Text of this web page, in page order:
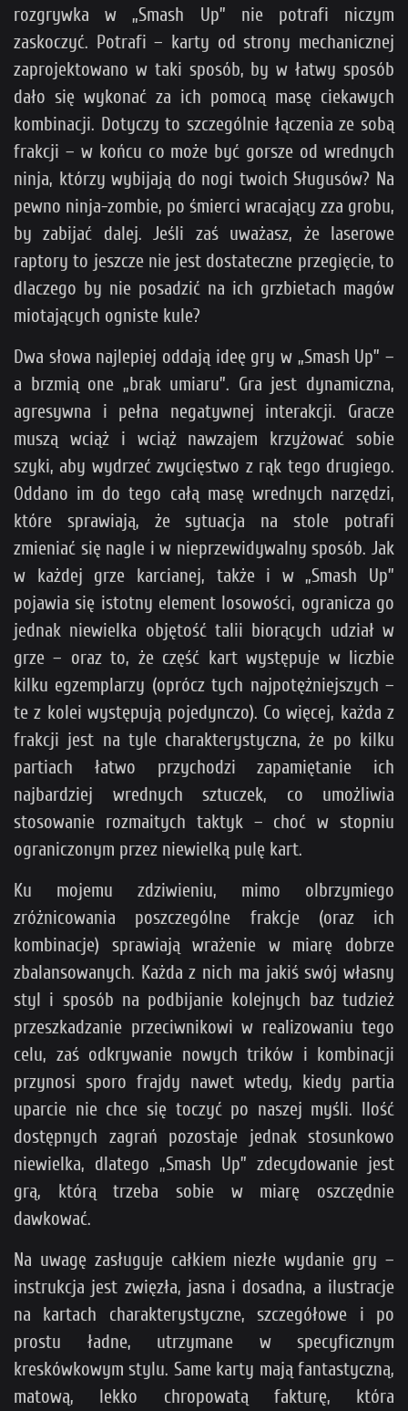
rozgrywka w „Smash Up” nie potrafi niczym
zaskoczyć. Potrafi – karty od strony mechanicznej
zaprojektowano w taki sposób, by w łatwy sposób
dało się wykonać za ich pomocą masę ciekawych
kombinacji. Dotyczy to szczególnie łączenia ze sobą
frakcji – w końcu co może być gorsze od wrednych
ninja, którzy wybijają do nogi twoich Sługusów? Na
pewno ninja-zombie, po śmierci wracający zza grobu,
by zabijać dalej. Jeśli zaś uważasz, że laserowe
raptory to jeszcze nie jest dostateczne przegięcie, to
dlaczego by nie posadzić na ich grzbietach magów
miotających ogniste kule?
Dwa słowa najlepiej oddają ideę gry w „Smash Up” –
a brzmią one „brak umiaru”. Gra jest dynamiczna,
agresywna i pełna negatywnej interakcji. Gracze
muszą wciąż i wciąż nawzajem krzyżować sobie
szyki, aby wydrzeć zwycięstwo z rąk tego drugiego.
Oddano im do tego całą masę wrednych narzędzi,
które sprawiają, że sytuacja na stole potrafi
zmieniać się nagle i w nieprzewidywalny sposób. Jak
w każdej grze karcianej, także i w „Smash Up”
pojawia się istotny element losowości, ogranicza go
jednak niewielka objętość talii biorących udział w
grze – oraz to, że część kart występuje w liczbie
kilku egzemplarzy (oprócz tych najpotężniejszych –
te z kolei występują pojedynczo). Co więcej, każda z
frakcji jest na tyle charakterystyczna, że po kilku
partiach łatwo przychodzi zapamiętanie ich
najbardziej wrednych sztuczek, co umożliwia
stosowanie rozmaitych taktyk – choć w stopniu
ograniczonym przez niewielką pulę kart.
Ku mojemu zdziwieniu, mimo olbrzymiego
zróżnicowania poszczególne frakcje (oraz ich
kombinacje) sprawiają wrażenie w miarę dobrze
zbalansowanych. Każda z nich ma jakiś swój własny
styl i sposób na podbijanie kolejnych baz tudzież
przeszkadzanie przeciwnikowi w realizowaniu tego
celu, zaś odkrywanie nowych trików i kombinacji
przynosi sporo frajdy nawet wtedy, kiedy partia
uparcie nie chce się toczyć po naszej myśli. Ilość
dostępnych zagrań pozostaje jednak stosunkowo
niewielka, dlatego „Smash Up” zdecydowanie jest
grą, którą trzeba sobie w miarę oszczędnie
dawkować.
Na uwagę zasługuje całkiem niezłe wydanie gry –
instrukcja jest zwięzła, jasna i dosadna, a ilustracje
na kartach charakterystyczne, szczegółowe i po
prostu ładne, utrzymane w specyficznym
kreskówkowym stylu. Same karty mają fantastyczną,
matową, lekko chropowatą fakturę, która